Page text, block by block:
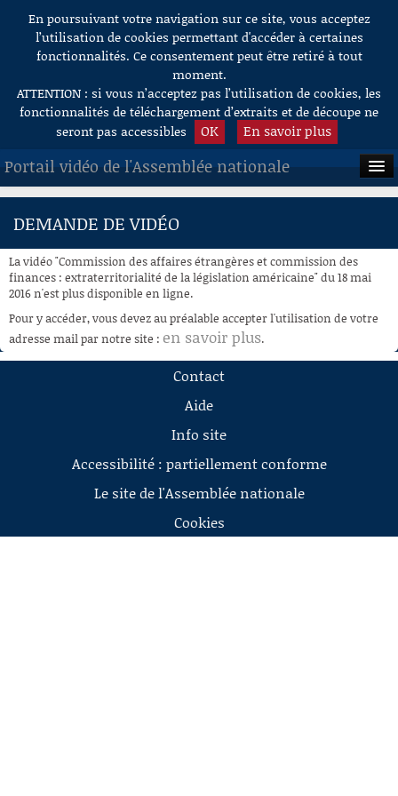
Aller au contenu
En poursuivant votre navigation sur ce site, vous acceptez
l’utilisation de cookies permettant d'accéder à certaines
fonctionnalités. Ce consentement peut être retiré à tout
moment.
ATTENTION : si vous n’acceptez pas l’utilisation de cookies, les
fonctionnalités de téléchargement d’extraits et de découpe ne
seront pas accessibles
OK En savoir plus
Portail vidéo de l'Assemblée nationale
ACCUEIL
À LA DEMANDE
RECHERCHE
AIDE À LA DÉCOUPE
DE VIDÉOS
DEMANDE DE VIDÉO
La vidéo "Commission des affaires étrangères et commission des
finances : extraterritorialité de la législation américaine" du 18 mai
2016 n'est plus disponible en ligne.
Pour y accéder, vous devez au préalable accepter l'utilisation de votre
adresse mail par notre site : en savoir plus.
Contact
Aide
Info site
Accessibilité : partiellement conforme
Le site de l'Assemblée nationale
Cookies